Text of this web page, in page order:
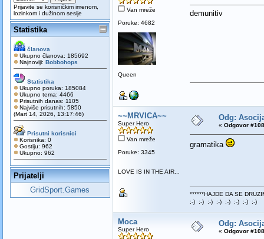
Prijavite se korisničkim imenom,
lozinkom i dužinom sesije
Statistika
članova
Ukupno članova: 185692
Najnoviji: Bobbohops
Statistika
Ukupno poruka: 185084
Ukupno tema: 4466
Prisutnih danas: 1105
Najviše prisutnih: 5850
(Mart 14, 2026, 13:17:46)
Prisutni korisnici
Korisnika: 0
Gostiju: 962
Ukupno: 962
Prijatelji
GridSport.Games
Van mreže
Poruke: 4682
Queen
demunitiv
~~MRVICA~~
Super Hero
Van mreže
Poruke: 3345
LOVE IS IN THE AIR...
Odg:
« Odgovor
gramatika
******HAJDE DA SE
:-) :-) :-) :-) :-) :-) :-) :-)
Moca
Super Hero
Odg:
« Odgovor